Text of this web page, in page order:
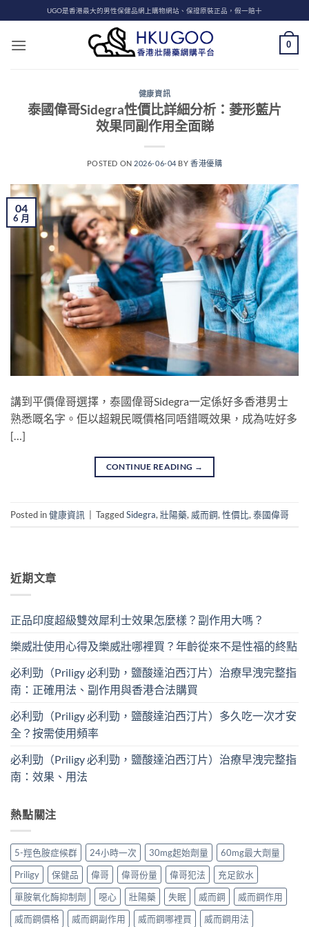
to
content
UGO是香港最大的男性保健品網上購物網站、保證原裝正品，假一賠十
0
健康資訊
泰國偉哥Sidegra性價比詳細分析：菱形藍片
效果同副作用全面睇
POSTED ON 2026-06-04 BY香港優購
04
6 月
講到平價偉哥選擇，泰國偉哥Sidegra一定係好多香港男士
熟悉嘅名字。佢以超親民嘅價格同唔錯嘅效果，成為咗好多
[…]
CONTINUE READING →
Posted in健康資訊 TaggedSidegra, 壯陽藥, 威而鋼, 性價比, 泰國偉哥
近期文章
正品印度超級雙效犀利士效果怎麼樣？副作用大嗎？
樂威壯使用心得及樂威壯哪裡買？年齡從來不是性福的終點
必利勁（Priligy 必利勁，鹽酸達泊西汀片）治療早洩完整指
南：正確用法、副作用與香港合法購買
必利勁（Priligy 必利勁，鹽酸達泊西汀片）多久吃一次才安
全？按需使用頻率
必利勁（Priligy 必利勁，鹽酸達泊西汀片）治療早洩完整指
南：效果、用法
熱點關注
5-羥色胺症候群 24小時一次 30mg起始劑量
60mg最大劑量
Priligy
保健品 偉哥 偉哥份量 偉哥犯法
充足飲水
單胺氧化酶抑制劑
噁心 壯陽藥 失眠 威而鋼
威而鋼作用
威而鋼價格
威而鋼副作用 威而鋼哪裡買 威而鋼用法